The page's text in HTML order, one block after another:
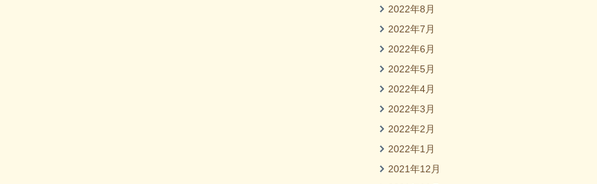
2022年8月
2022年7月
2022年6月
2022年5月
2022年4月
2022年3月
2022年2月
2022年1月
2021年12月